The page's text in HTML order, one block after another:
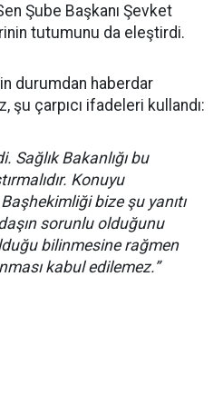
Şube Başkanı Şevket
tutumunu da eleştirdi.
durumdan haberdar
şu çarpıcı ifadeleri kullandı:
Sağlık Bakanlığı bu
Konuyu
bize şu yanıtı
sorunlu olduğunu
bilinmesine rağmen
kabul edilemez.”